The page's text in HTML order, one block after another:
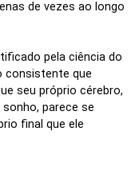
de vezes ao longo
pela ciência do
consistente que
seu próprio cérebro,
parece se
final que ele